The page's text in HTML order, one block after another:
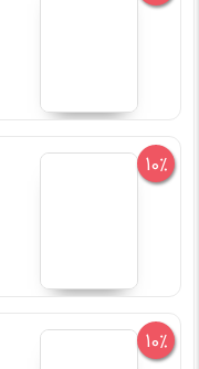
10%
10%